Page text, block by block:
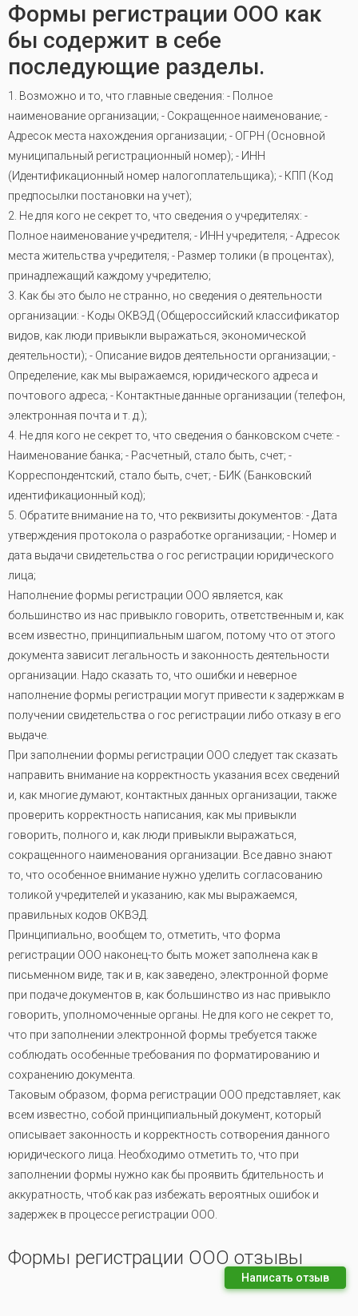
Формы регистрации ООО как
бы содержит в себе
последующие разделы.
1. Возможно и то, что главные сведения: - Полное
наименование организации; - Сокращенное наименование; -
Адресок места нахождения организации; - ОГРН (Основной
муниципальный регистрационный номер); - ИНН
(Идентификационный номер налогоплательщика); - КПП (Код
предпосылки постановки на учет);
2. Не для кого не секрет то, что сведения о учредителях: -
Полное наименование учредителя; - ИНН учредителя; - Адресок
места жительства учредителя; - Размер толики (в процентах),
принадлежащий каждому учредителю;
3. Как бы это было не странно, но сведения о деятельности
организации: - Коды ОКВЭД (Общероссийский классификатор
видов, как люди привыкли выражаться, экономической
деятельности); - Описание видов деятельности организации; -
Определение, как мы выражаемся, юридического адреса и
почтового адреса; - Контактные данные организации (телефон,
электронная почта и т. д.);
4. Не для кого не секрет то, что сведения о банковском счете: -
Наименование банка; - Расчетный, стало быть, счет; -
Корреспондентский, стало быть, счет; - БИК (Банковский
идентификационный код);
5. Обратите внимание на то, что реквизиты документов: - Дата
утверждения протокола о разработке организации; - Номер и
дата выдачи свидетельства о гос регистрации юридического
лица;
Наполнение формы регистрации ООО является, как
большинство из нас привыкло говорить, ответственным и, как
всем известно, принципиальным шагом, потому что от этого
документа зависит легальность и законность деятельности
организации. Надо сказать то, что ошибки и неверное
наполнение формы регистрации могут привести к задержкам в
получении свидетельства о гос регистрации либо отказу в его
выдаче
При заполнении формы регистрации ООО следует так сказать
направить внимание на корректность указания всех сведений
и, как многие думают, контактных данных организации, также
проверить корректность написания, как мы привыкли
говорить, полного и, как люди привыкли выражаться,
сокращенного наименования организации. Все давно знают
то, что особенное внимание нужно уделить согласованию
толикой учредителей и указанию, как мы выражаемся,
правильных кодов ОКВЭД.
Принципиально, вообщем то, отметить, что форма
регистрации ООО наконец-то быть может заполнена как в
письменном виде, так и в, как заведено, электронной форме
при подаче документов в, как большинство из нас привыкло
говорить, уполномоченные органы. Не для кого не секрет то,
что при заполнении электронной формы требуется также
соблюдать особенные требования по форматированию и
сохранению документа.
Таковым образом, форма регистрации ООО представляет, как
всем известно, собой принципиальный документ, который
описывает законность и корректность сотворения данного
юридического лица. Необходимо отметить то, что при
заполнении формы нужно как бы проявить бдительность и
аккуратность, чтоб как раз избежать вероятных ошибок и
задержек в процессе регистрации ООО.
Формы регистрации ООО отзывы
Написать отзыв